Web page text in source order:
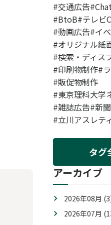
交通広告
BtoB テレビ
動画広告 イ
オリジナル紙
検索・ディス
印刷物制作
販促物制作
東京理科大学
雑誌広告 新
立川アスレテ
タグ
アーカイブ
2026年08月
2026年07月